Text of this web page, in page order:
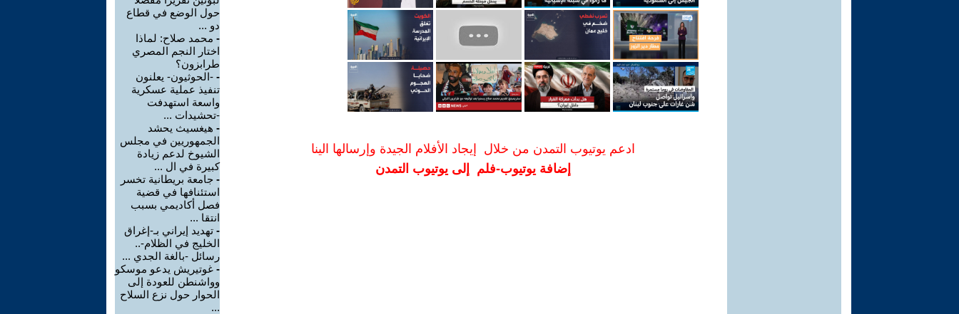
ادعم يوتيوب التمدن من خلال إيجاد الأفلام الجيدة وإرسالها الينا
إضافة يوتيوب-فلم إلى يوتيوب التمدن
حول الوضع في قطاع
دو ...
- محمد صلاح: لماذا
اختار النجم المصري
طرابزون؟
- -الحوثيون- يعلنون
تنفيذ عملية عسكرية
واسعة استهدفت
-تحشيدات ...
- هيغسيث يحشد
الجمهوريين في مجلس
الشيوخ لدعم زيادة
كبيرة في ال ...
- جامعة بريطانية تخسر
استئنافها في قضية
فصل أكاديمي بسبب
انتقا ...
- تهديد إيراني بـ-إغراق
الخليج في الظلام-..
رسائل -بالغة الجدي ...
- غوتيريش يدعو موسكو
وواشنطن للعودة إلى
الحوار حول نزع السلاح
...